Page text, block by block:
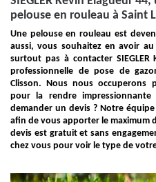
pelouse en rouleau à Saint
Une pelouse en rouleau est
aussi, vous souhaitez en avoir
surtout pas à contacter
professionnelle de pose de
Clisson. Nous nous occuperons
pour la rendre
demander un devis ? Notre
afin de vous apporter le maximum
devis est gratuit et sans
chez vous pour voir le type de